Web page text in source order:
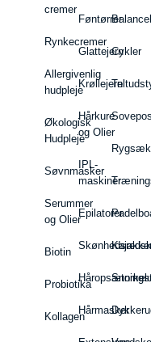
cremer
Rynkecremer
Allergivenlig
hudpleje
Økologisk
Hudpleje
Søvnmasker
Serummer
og Olier
Biotin
Probiotika
Kollagen
Føntørrer
Glattejern
Krøllejern
Hårkure
og Olier
IPL-
maskiner
Epilatorer
Hårmasker
Cykler